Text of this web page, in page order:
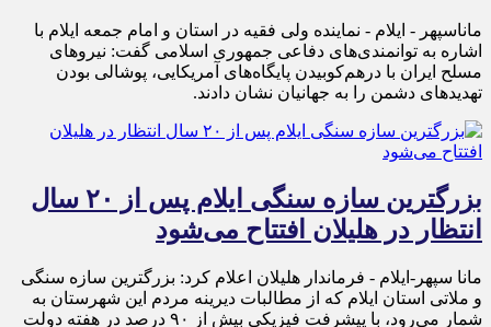
ماناسپهر - ایلام - نماینده ولی فقیه در استان و امام جمعه ایلام با
اشاره به توانمندی‌های دفاعی جمهوری اسلامی گفت: نیروهای
مسلح ایران با درهم‌کوبیدن پایگاه‌های آمریکایی، پوشالی بودن
تهدیدهای دشمن را به جهانیان نشان دادند.
بزرگترین سازه سنگی ایلام پس از ۲۰ سال
انتظار در هلیلان افتتاح می‌شود
مانا سپهر-ایلام - فرماندار هلیلان اعلام کرد: بزرگترین سازه سنگی
و ملاتی استان ایلام که از مطالبات دیرینه مردم این شهرستان به
شمار می‌رود، با پیشرفت فیزیکی بیش از ۹۰ درصد در هفته دولت